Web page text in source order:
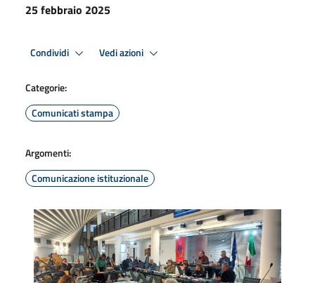
25 febbraio 2025
Condividi Vedi azioni
Categorie:
Comunicati stampa
Argomenti:
Comunicazione istituzionale